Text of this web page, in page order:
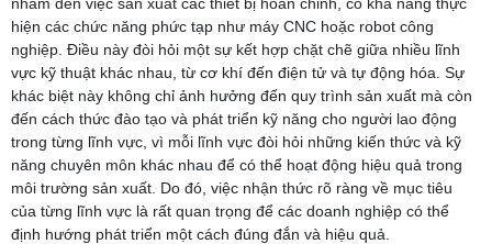
hiện các chức năng phức tạp như máy CNC hoặc robot công
nghiệp. Điều này đòi hỏi một sự kết hợp chặt chẽ giữa nhiều lĩnh
vực kỹ thuật khác nhau, từ cơ khí đến điện tử và tự động hóa. Sự
khác biệt này không chỉ ảnh hưởng đến quy trình sản xuất mà còn
đến cách thức đào tạo và phát triển kỹ năng cho người lao động
trong từng lĩnh vực, vì mỗi lĩnh vực đòi hỏi những kiến thức và kỹ
năng chuyên môn khác nhau để có thể hoạt động hiệu quả trong
môi trường sản xuất. Do đó, việc nhận thức rõ ràng về mục tiêu
của từng lĩnh vực là rất quan trọng để các doanh nghiệp có thể
định hướng phát triển một cách đúng đắn và hiệu quả.